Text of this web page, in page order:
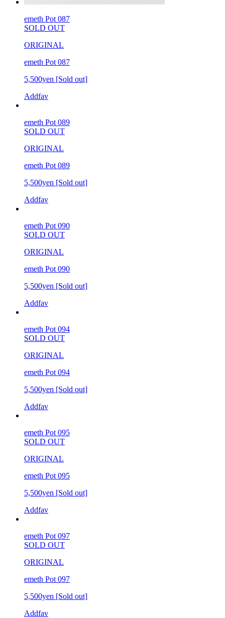
emeth Pot 087
SOLD OUT
ORIGINAL
emeth Pot 087
5,500yen [Sold out]
Addfav
emeth Pot 089
SOLD OUT
ORIGINAL
emeth Pot 089
5,500yen [Sold out]
Addfav
emeth Pot 090
SOLD OUT
ORIGINAL
emeth Pot 090
5,500yen [Sold out]
Addfav
emeth Pot 094
SOLD OUT
ORIGINAL
emeth Pot 094
5,500yen [Sold out]
Addfav
emeth Pot 095
SOLD OUT
ORIGINAL
emeth Pot 095
5,500yen [Sold out]
Addfav
emeth Pot 097
SOLD OUT
ORIGINAL
emeth Pot 097
5,500yen [Sold out]
Addfav